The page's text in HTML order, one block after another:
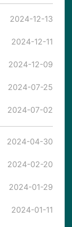
2024-12-13
2024-12-11
2024-12-09
2024-07-25
2024-07-02
2024-04-30
2024-02-20
2024-01-29
2024-01-11